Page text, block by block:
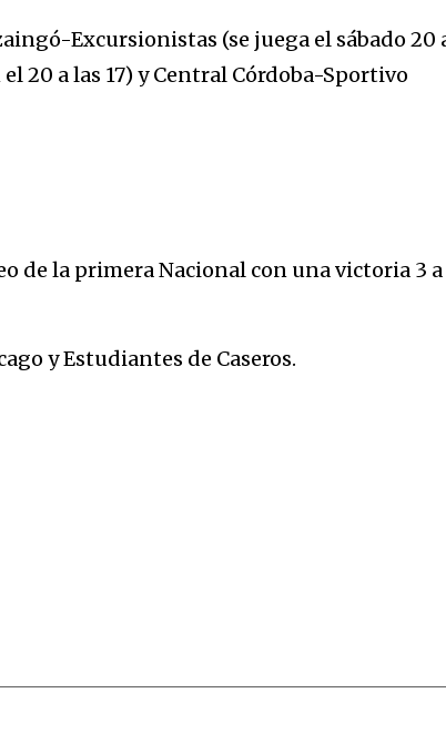
Excursionistas (se juega el sábado 20
20 a las 17) y Central Córdoba-Sportivo
de la primera Nacional con una victoria 3 a
y Estudiantes de Caseros.